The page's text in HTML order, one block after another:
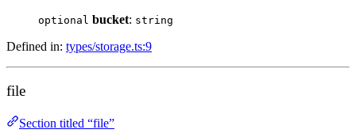
optional bucket: string
Defined in: types/storage.ts:9
file
Section titled “file”